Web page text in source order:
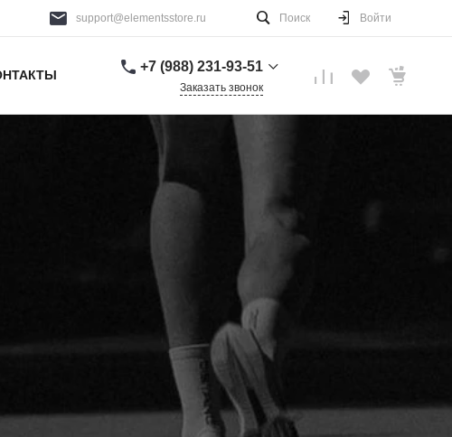
support@elementsstore.ru Поиск Войти
+7 (988) 231-93-51
+7 (988) 231-93-51
г. Санкт-Петербург
support@elementsstore.ru
Заказать звонок